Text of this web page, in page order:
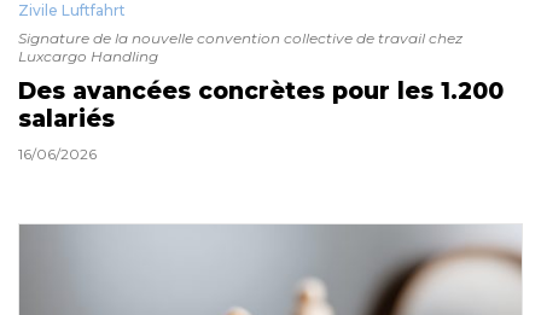
Zivile Luftfahrt
Signature de la nouvelle convention collective de travail chez
Luxcargo Handling
Des avancées concrètes pour les 1.200
salariés
16/06/2026